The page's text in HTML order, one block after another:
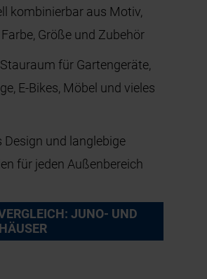
kombinierbar aus Motiv,
Größe und Zubehör
für Gartengeräte,
E‑Bikes, Möbel und vieles
Design und langlebige
für jeden Außenbereich
JUNO- UND